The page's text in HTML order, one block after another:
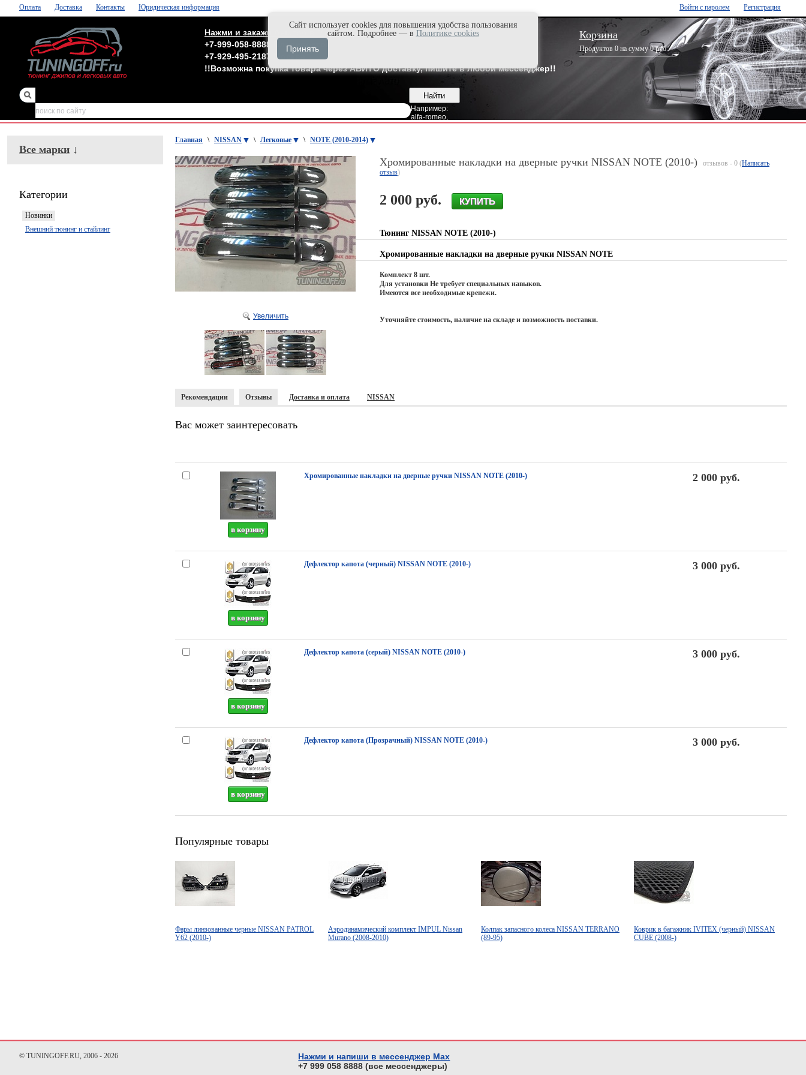
Войти с паролем Регистрация
Оплата Доставка Контакты Юридическая информация
Корзина
Продуктов 0 на сумму 0 руб.
Нажми и закажи быстро в Max'е
+7-999-058-8888
Владивосток
+7-929-495-2187
Москва
!!Возможна покупка товара через АВИТО доставку, пишите в любой мессенджер!!
Например:
alfa-romeo,
зеркала,обвесы
Все марки ↓
Категории
Новинки
Внешний тюнинг и стайлинг
Главная \ NISSAN \ Легковые \ NOTE (2010-2014)
Увеличить
Хромированные накладки на дверные ручки NISSAN NOTE (2010-) отзывов - 0 (Написать
отзыв)
2 000 руб.
Тюнинг NISSAN NOTE (2010-)
Хромированные накладки на дверные ручки NISSAN NOTE
Комплект 8 шт.
Для установки Не требует специальных навыков.
Имеются все необходимые крепежи.
Уточняйте стоимость, наличие на складе и возможность поставки.
Рекомендации Отзывы Доставка и оплата NISSAN
Вас может заинтересовать
Хромированные накладки на дверные ручки NISSAN NOTE (2010-) 2 000 руб.
Дефлектор капота (черный) NISSAN NOTE (2010-) 3 000 руб.
Дефлектор капота (серый) NISSAN NOTE (2010-) 3 000 руб.
Дефлектор капота (Прозрачный) NISSAN NOTE (2010-) 3 000 руб.
Популярные товары
Фары линзованные черные NISSAN PATROL
Y62 (2010-)
Аэродинамический комплект IMPUL Nissan
Murano (2008-2010)
Колпак запасного колеса NISSAN TERRANO
(89-95)
Коврик в багажник IVITEX (черный) NISSAN
CUBE (2008-)
© TUNINGOFF.RU, 2006 - 2026
Нажми и напиши в мессенджер Max
+7 999 058 8888 (все мессенджеры)
Cайт использует cookies для повышения удобства пользования
сайтом. Подробнее — в Политике cookies
Принять